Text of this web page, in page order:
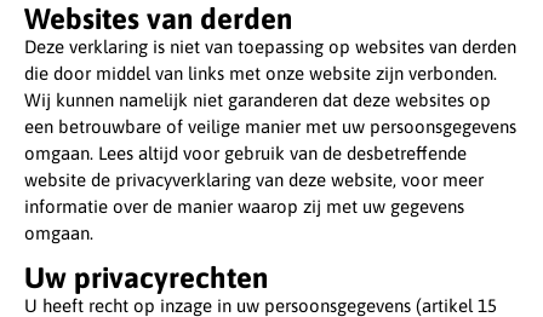
Websites van derden
Deze verklaring is niet van toepassing op websites van derden
die door middel van links met onze website zijn verbonden.
Wij kunnen namelijk niet garanderen dat deze websites op
een betrouwbare of veilige manier met uw persoonsgegevens
omgaan. Lees altijd voor gebruik van de desbetreffende
website de privacyverklaring van deze website, voor meer
informatie over de manier waarop zij met uw gegevens
omgaan.
Uw privacyrechten
U heeft recht op inzage in uw persoonsgegevens (artikel 15